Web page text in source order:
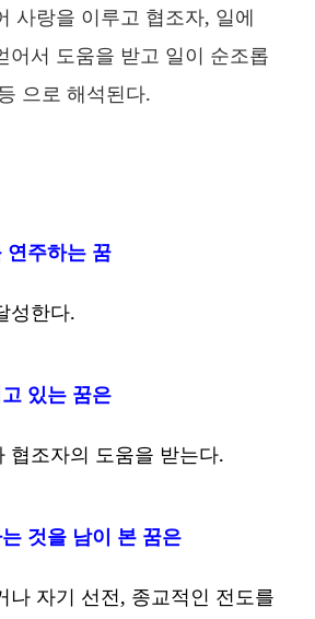
사랑을 이루고 협조자, 일에
어서 도움을 받고 일이 순조롭
으로 해석된다.
연주하는 꿈
성한다.
있는 꿈은
협조자의 도움을 받는다.
것을 남이 본 꿈은
나 자기 선전, 종교적인 전도를